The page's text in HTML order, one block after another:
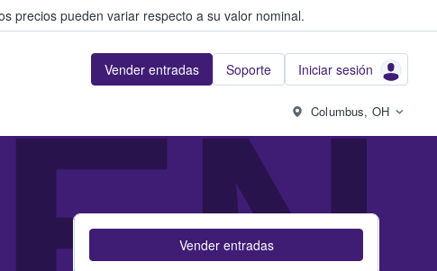
precios pueden variar respecto a su valor nominal.
Vender entradas Soporte Iniciar sesión
Columbus, OH
Vender entradas